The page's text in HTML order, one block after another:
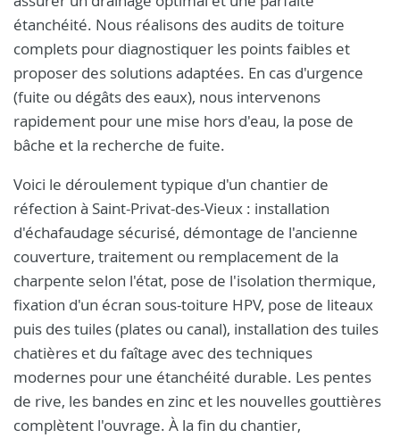
étanchéité. Nous réalisons des audits de toiture
complets pour diagnostiquer les points faibles et
proposer des solutions adaptées. En cas d'urgence
(fuite ou dégâts des eaux), nous intervenons
rapidement pour une mise hors d'eau, la pose de
bâche et la recherche de fuite.
Voici le déroulement typique d'un chantier de
réfection à Saint-Privat-des-Vieux : installation
d'échafaudage sécurisé, démontage de l'ancienne
couverture, traitement ou remplacement de la
charpente selon l'état, pose de l'isolation thermique,
fixation d'un écran sous-toiture HPV, pose de liteaux
puis des tuiles (plates ou canal), installation des tuiles
chatières et du faîtage avec des techniques
modernes pour une étanchéité durable. Les pentes
de rive, les bandes en zinc et les nouvelles gouttières
complètent l'ouvrage. À la fin du chantier,